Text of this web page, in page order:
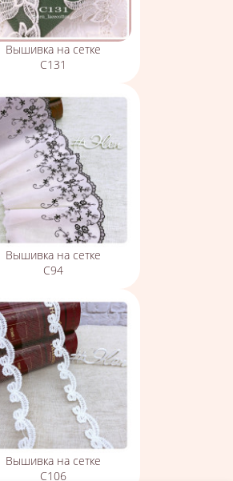
Вышивка на сетке
С131
Вышивка на сетке
С94
Вышивка на сетке
С106